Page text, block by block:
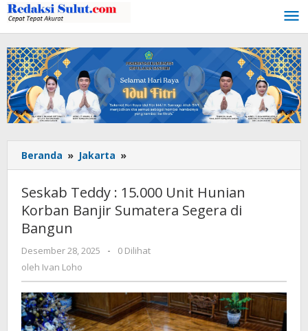
Lewati
ke
konten
Beranda » Jakarta »
Teddy
15.000
Unit
Banjir
Segera
di
Bangun
Seskab Teddy : 15.000 Unit Hunian
Korban Banjir Sumatera Segera di
Bangun
Desember 28, 2025
oleh
-
0 Dilihat
oleh Ivan Loho